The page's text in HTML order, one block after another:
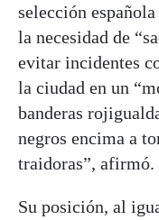
selección
la necesidad de
evitar incidentes
la ciudad en un
banderas
negros encima a
traidoras”, afirmó.
Su posición, al